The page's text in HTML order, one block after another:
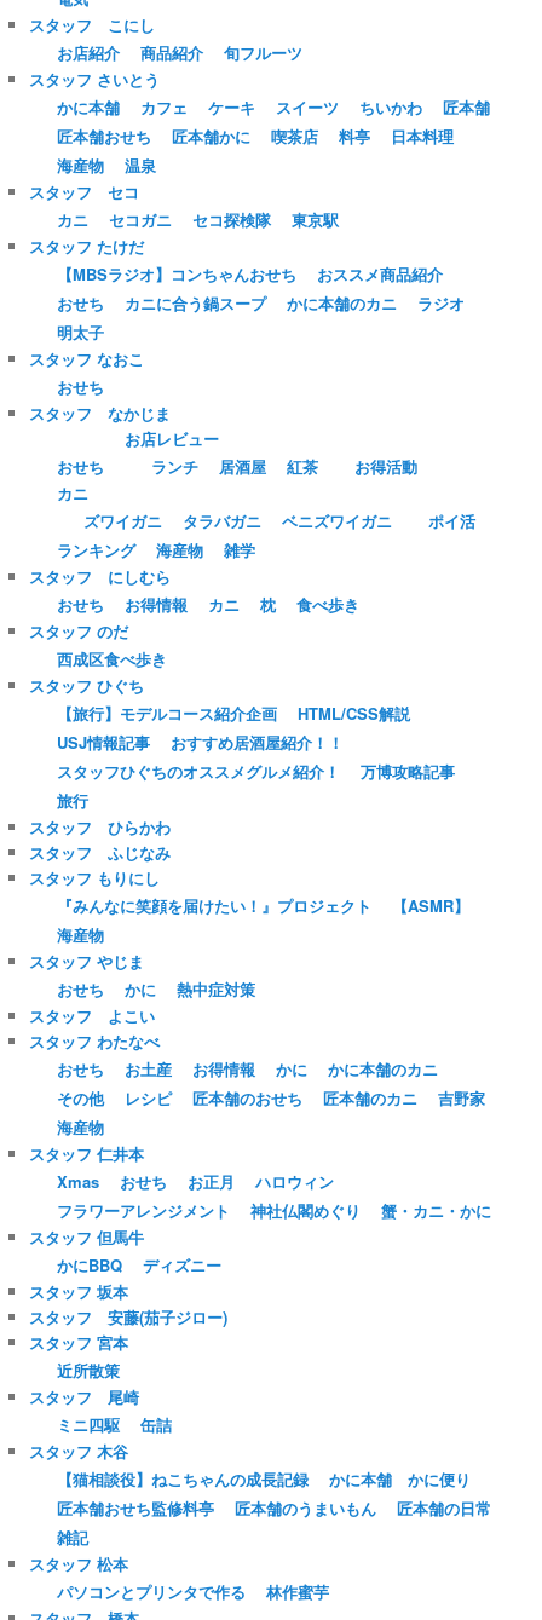
スタッフ こにし
お店紹介
商品紹介
旬フルーツ
スタッフ さいとう
かに本舗
カフェ ケーキ スイーツ ちいかわ
匠本舗
匠本舗おせち
匠本舗かに 喫茶店 料亭
日本料理
海産物
温泉
スタッフ セコ
カニ
セコガニ セコ探検隊
東京駅
スタッフ たけだ
【MBSラジオ】コンちゃんおせち
おススメ商品紹介
おせち
カニに合う鍋スープ かに本舗のカニ
ラジオ
明太子
スタッフ なおこ
おせち
スタッフ なかじま
おせち
お店レビュー
ランチ
居酒屋 紅茶
お得活動
カニ
ズワイガニ
タラバガニ ベニズワイガニ
ポイ活
ランキング
海産物
雑学
スタッフ にしむら
おせち
お得情報 カニ 枕
食べ歩き
スタッフ のだ
西成区食べ歩き
スタッフ ひぐち
【旅行】モデルコース紹介企画
HTML/CSS解説
USJ情報記事
おすすめ居酒屋紹介！！
スタッフひぐちのオススメグルメ紹介！
万博攻略記事
旅行
スタッフ ひらかわ
スタッフ ふじなみ
スタッフ もりにし
『みんなに笑顔を届けたい！』プロジェクト
【ASMR】
海産物
スタッフ やじま
おせち
かに
熱中症対策
スタッフ よこい
スタッフ わたなべ
おせち
お土産 お得情報 かに
かに本舗のカニ
その他
レシピ 匠本舗のおせち 匠本舗のカニ
吉野家
海産物
スタッフ 仁井本
Xmas
おせち お正月
ハロウィン
フラワーアレンジメント
神社仏閣めぐり
蟹・カニ・かに
スタッフ 但馬牛
かにBBQ
ディズニー
スタッフ 坂本
スタッフ 安藤(茄子ジロー)
スタッフ 宮本
近所散策
スタッフ 尾崎
ミニ四駆
缶詰
スタッフ 木谷
【猫相談役】ねこちゃんの成長記録
かに本舗 かに便り
匠本舗おせち監修料亭
匠本舗のうまいもん
匠本舗の日常
雑記
スタッフ 松本
パソコンとプリンタで作る
林作蜜芋